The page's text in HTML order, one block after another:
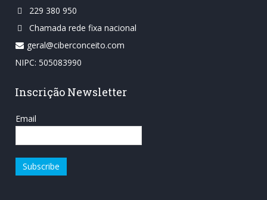
229 380 950
Chamada rede fixa nacional
geral@ciberconceito.com
NIPC: 505083990
Inscrição Newsletter
Email